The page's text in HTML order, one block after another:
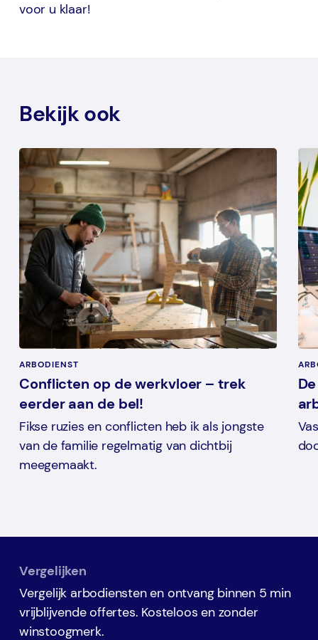
voor u klaar!
Bekijk ook
ARBODIENST
Conflicten op de werkvloer – trek
eerder aan de bel!
Fikse ruzies en conflicten heb ik als jongste
van de familie regelmatig van dichtbij
meegemaakt.
Vergelijken
Vergelijk arbodiensten en ontvang binnen 5 min
vrijblijvende offertes. Kosteloos en zonder
winstoogmerk.